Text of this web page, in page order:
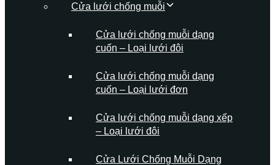
Cửa lưới chống muỗi
Cửa lưới chống muỗi dạng
cuốn – Loại lưới đôi
Cửa lưới chống muỗi dạng
cuốn – Loại lưới đơn
Cửa lưới chống muỗi dạng xếp
– Loại lưới đôi
Cửa Lưới Chống Muỗi Dạng